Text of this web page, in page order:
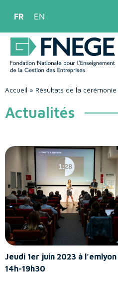
FR EN
Accueil » Résultats de la
Actualités
Jeudi 1er juin 2023 à
14h-19h30